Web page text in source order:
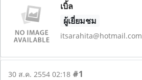
เบิ้ล
ผู้เยี่ยมชม
itsarahita@hotmail.com
30 ส.ค. 2554 02:18 #1